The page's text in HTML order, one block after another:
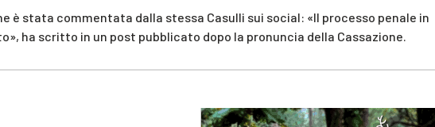
è stata commentata dalla stessa Casulli sui social: «Il processo penale in
ha scritto in un post pubblicato dopo la pronuncia della Cassazione.